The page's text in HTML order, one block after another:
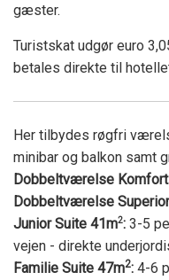
gæster.
Turistskat udgør euro
betales direkte til
Her tilbydes røgfri
minibar og balkon samt
Dobbeltværelse
Dobbeltværelse
Junior Suite 41m2: 3-5
vejen - direkte
Familie Suite 47m2: 4-6